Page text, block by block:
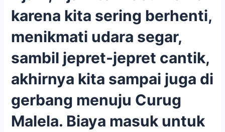
karena kita sering berhenti,
menikmati udara segar,
sambil jepret-jepret cantik,
akhirnya kita sampai juga di
gerbang menuju Curug
Malela. Biaya masuk untuk